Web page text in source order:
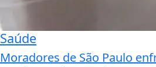
Saúde
Moradores de São Paulo